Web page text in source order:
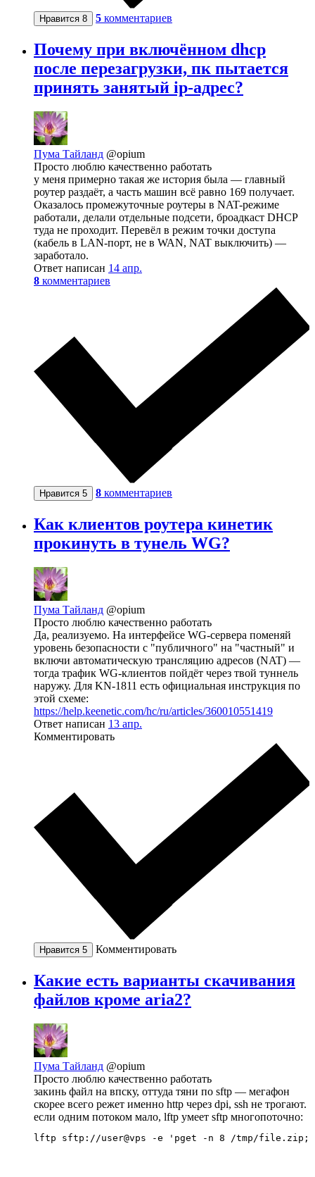
Нравится 8 5 комментариев
Почему при включённом dhcp
после перезагрузки, пк пытается
принять занятый ip-адрес?
Пума Тайланд @opium
Просто люблю качественно работать
у меня примерно такая же история была — главный
роутер раздаёт, а часть машин всё равно 169 получает.
Оказалось промежуточные роутеры в NAT-режиме
работали, делали отдельные подсети, броадкаст DHCP
туда не проходит. Перевёл в режим точки доступа
(кабель в LAN-порт, не в WAN, NAT выключить) —
заработало.
Ответ написан 14 апр.
8 комментариев
Нравится 5 8 комментариев
Как клиентов роутера кинетик
прокинуть в тунель WG?
Пума Тайланд @opium
Просто люблю качественно работать
Да, реализуемо. На интерфейсе WG-сервера поменяй
уровень безопасности с "публичного" на "частный" и
включи автоматическую трансляцию адресов (NAT) —
тогда трафик WG-клиентов пойдёт через твой туннель
наружу. Для KN-1811 есть официальная инструкция по
этой схеме:
https://help.keenetic.com/hc/ru/articles/360010551419
Ответ написан 13 апр.
Комментировать
Нравится 5 Комментировать
Какие есть варианты скачивания
файлов кроме aria2?
Пума Тайланд @opium
Просто люблю качественно работать
закинь файл на впску, оттуда тяни по sftp — мегафон
скорее всего режет именно http через dpi, ssh не трогают.
если одним потоком мало, lftp умеет sftp многопоточно:
lftp sftp://user@vps -e 'pget -n 8 /tmp/file.zip;